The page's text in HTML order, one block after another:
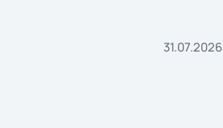
31.07.2026